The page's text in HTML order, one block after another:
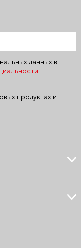
данных в
продуктах и